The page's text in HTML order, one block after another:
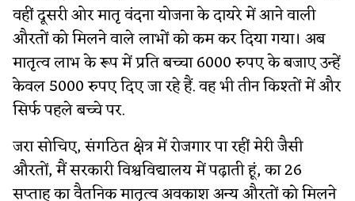
वहीं दूसरी ओर मातृ वंदना योजना के दायरे में आने वाली
औरतों को मिलने वाले लाभों को कम कर दिया गया। अब
मातृत्व लाभ के रूप में प्रति बच्चा 6000 रुपए के बजाए उन्हें
केवल 5000 रुपए दिए जा रहे हैं. वह भी तीन किश्तों में और
सिर्फ पहले बच्चे पर.
जरा सोचिए, संगठित क्षेत्र में रोजगार पा रहीं मेरी जैसी
औरतों, मैं सरकारी विश्वविद्यालय में पढ़ाती हूं, का 26
सप्ताह का वैतनिक मातृत्व अवकाश अन्य औरतों को मिलने